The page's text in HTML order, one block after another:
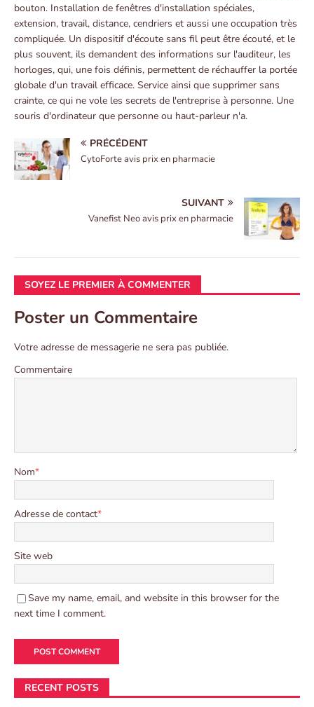
bouton. Installation de fenêtres d'installation spéciales,
extension, travail, distance, cendriers et aussi une occupation très
compliquée. Un dispositif d'écoute sans fil peut être écouté, et le
plus souvent, ils demandent des informations sur l'auditeur, les
horloges, qui, une fois définis, permettent de réchauffer la portée
globale d'un travail efficace. Service ainsi que supprimer sans
crainte, ce qui ne vole les secrets de l'entreprise à personne. Une
souris d'ordinateur que personne ou haut-parleur n'a.
PRÉCÉDENT
CytoForte avis prix en pharmacie
SUIVANT
Vanefist Neo avis prix en pharmacie
SOYEZ LE PREMIER À COMMENTER
Poster un Commentaire
Votre adresse de messagerie ne sera pas publiée.
Commentaire
Nom*
Adresse de contact*
Site web
Save my name, email, and website in this browser for the
next time I comment.
RECENT POSTS